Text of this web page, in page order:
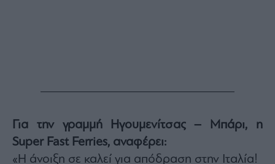
Για την γραμμή Ηγουμενίτσας – Μπάρι, η
Super Fast Ferries, αναφέρει:
«Η άνοιξη σε καλεί για απόδραση στην Ιταλία!